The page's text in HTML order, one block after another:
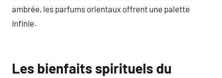
ambrée, les parfums orientaux offrent une palette
infinie.
Les bienfaits spirituels du